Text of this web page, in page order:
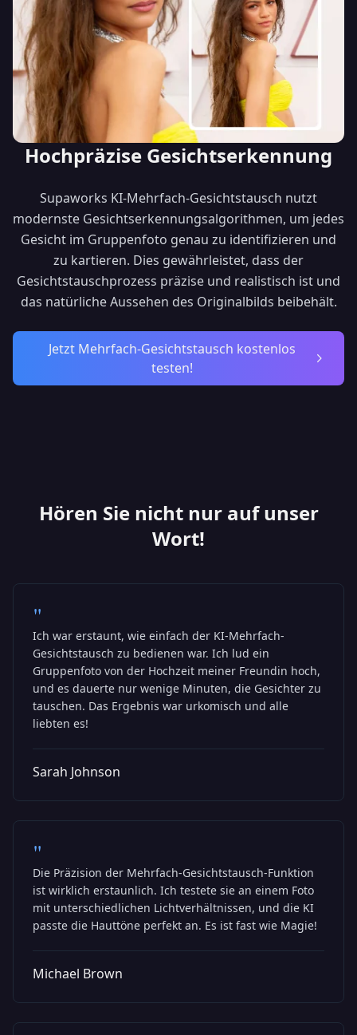
Hochpräzise Gesichtserkennung
Supaworks KI-Mehrfach-Gesichtstausch nutzt
modernste Gesichtserkennungsalgorithmen, um jedes
Gesicht im Gruppenfoto genau zu identifizieren und
zu kartieren. Dies gewährleistet, dass der
Gesichtstauschprozess präzise und realistisch ist und
das natürliche Aussehen des Originalbilds beibehält.
Jetzt Mehrfach-Gesichtstausch kostenlos
testen!
Hören Sie nicht nur auf unser
Wort!
"
Ich war erstaunt, wie einfach der KI-Mehrfach-
Gesichtstausch zu bedienen war. Ich lud ein
Gruppenfoto von der Hochzeit meiner Freundin hoch,
und es dauerte nur wenige Minuten, die Gesichter zu
tauschen. Das Ergebnis war urkomisch und alle
liebten es!
Sarah Johnson
"
Die Präzision der Mehrfach-Gesichtstausch-Funktion
ist wirklich erstaunlich. Ich testete sie an einem Foto
mit unterschiedlichen Lichtverhältnissen, und die KI
passte die Hauttöne perfekt an. Es ist fast wie Magie!
Michael Brown
🎬
Seedance 2.0
Die Zukunft der KI-Videogenerierung ist da.
Schneller. Intelligenter. Kreativer denn je.
10x